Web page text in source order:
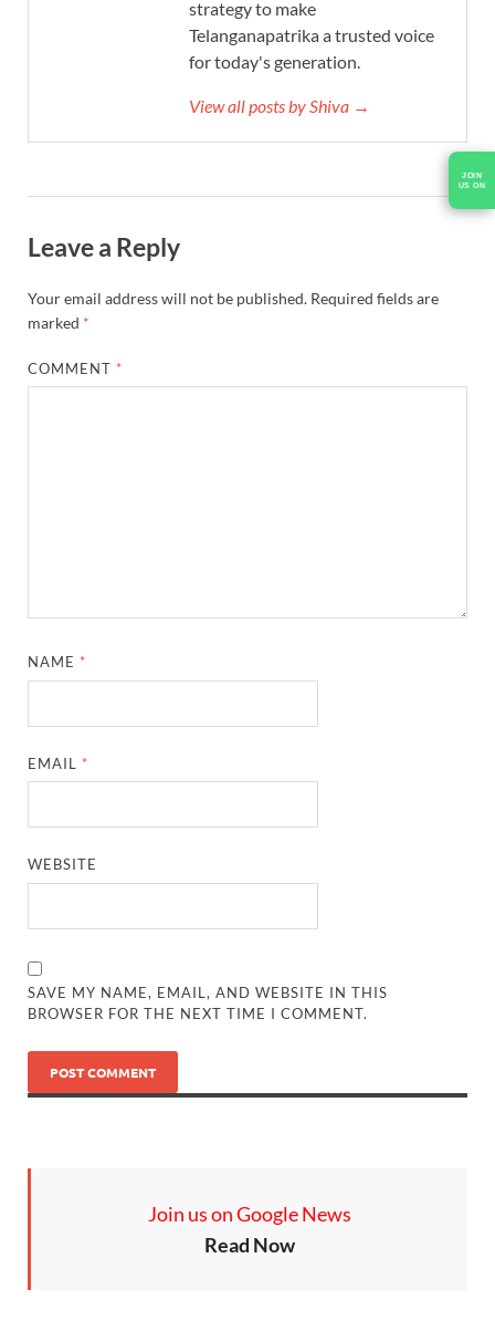
JOIN
US ON
strategy to make
Telanganapatrika a trusted voice
for today's generation.
View all posts by Shiva →
Leave a Reply
Your email address will not be published. Required fields are
marked *
COMMENT *
NAME *
EMAIL *
WEBSITE
SAVE MY NAME, EMAIL, AND WEBSITE IN THIS
BROWSER FOR THE NEXT TIME I COMMENT.
Join us on Google News
Read Now